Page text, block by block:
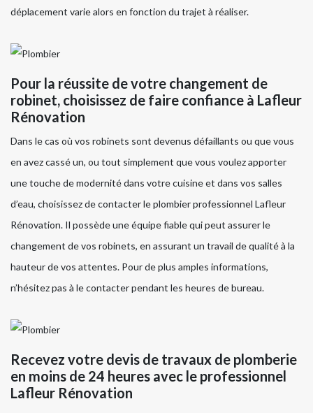
déplacement varie alors en fonction du trajet à réaliser.
Pour la réussite de votre changement de
robinet, choisissez de faire confiance à Lafleur
Rénovation
Dans le cas où vos robinets sont devenus défaillants ou que vous
en avez cassé un, ou tout simplement que vous voulez apporter
une touche de modernité dans votre cuisine et dans vos salles
d’eau, choisissez de contacter le plombier professionnel Lafleur
Rénovation. Il possède une équipe fiable qui peut assurer le
changement de vos robinets, en assurant un travail de qualité à la
hauteur de vos attentes. Pour de plus amples informations,
n’hésitez pas à le contacter pendant les heures de bureau.
Recevez votre devis de travaux de plomberie
en moins de 24 heures avec le professionnel
Lafleur Rénovation